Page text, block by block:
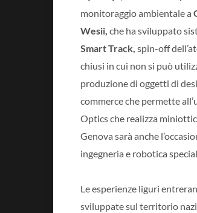
monitoraggio ambientale a
Wesii, che ha sviluppato
Smart Track, spin-off
chiusi in cui non si può
produzione di oggetti di
commerce che permette
Optics che realizza
Genova sarà anche
ingegneria e robotica
Le esperienze liguri
sviluppate sul territorio